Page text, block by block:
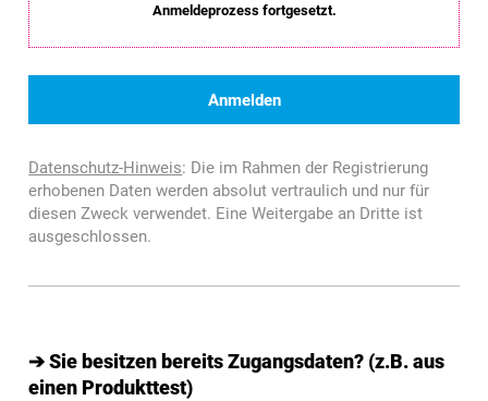
Anmeldeprozess fortgesetzt.
Datenschutz-Hinweis: Die im Rahmen der Registrierung
erhobenen Daten werden absolut vertraulich und nur für
diesen Zweck verwendet. Eine Weitergabe an Dritte ist
ausgeschlossen.
➔ Sie besitzen bereits Zugangsdaten? (z.B. aus
einen Produkttest)